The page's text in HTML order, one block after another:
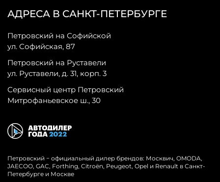
АДРЕСА В САНКТ-ПЕТЕРБУРГЕ
Петровский на Софийской
ул. Софийская, 87
Петровский на Руставели
ул. Руставели, д. 31, корп. 3
Сервисный центр Петровский
Митрофаньевское ш., 30
Петровский − официальный дилер брендов: Москвич, OMODA,
JAECOO, GAC, Forthing, Citroёn, Peugeot, Opel и Renault в Санкт-
Петербурге и Москве